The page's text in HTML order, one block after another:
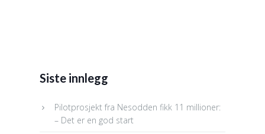
Siste innlegg
Pilotprosjekt fra Nesodden fikk 11 millioner:
– Det er en god start